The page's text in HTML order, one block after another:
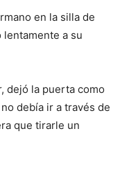
en la silla de
lentamente a su
dejó la puerta como
debía ir a través de
que tirarle un